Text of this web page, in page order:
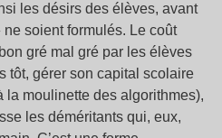
les désirs des élèves, avant
soient formulés. Le coût
gré mal gré par les élèves
tôt, gérer son capital scolaire
la moulinette des algorithmes),
les déméritants qui, eux,